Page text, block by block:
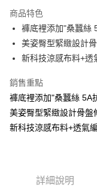
Apple Pay
街口支付
ATM付款
貨到付款
每筆NT$70，滿
商品特色
褲底裡添加"桑蠶絲
美姿臀型緊緻設計
新科技涼感布料+透
銷售重點
褲底裡添加"桑蠶絲 5A
美姿臀型緊緻設計骨盤
新科技涼感布料+透氣
詳細說明